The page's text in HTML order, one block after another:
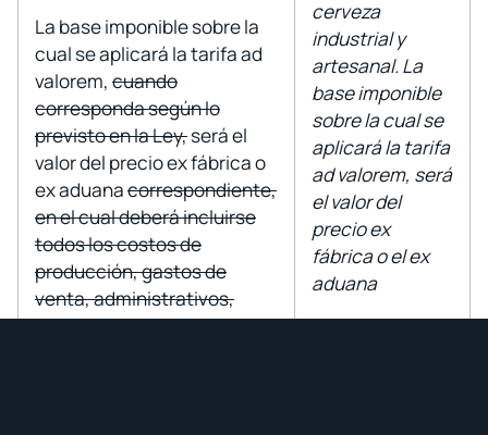
La base imponible sobre la
cual se aplicará la tarifa ad
valorem, cuando
corresponda según lo
previsto en la Ley,será el
valor del precio ex fábrica o
ex aduanacorrespondiente,
en el cual deberá incluirse
todos los costos de
producción, gastos de
venta, administrativos,
financieros, cualquier otro
cerveza
industrial y
artesanal. La
base imponible
sobre la cual se
aplicará la tarifa
ad valorem, será
el valor del
precio ex
fábrica o el ex
aduana
definidos como